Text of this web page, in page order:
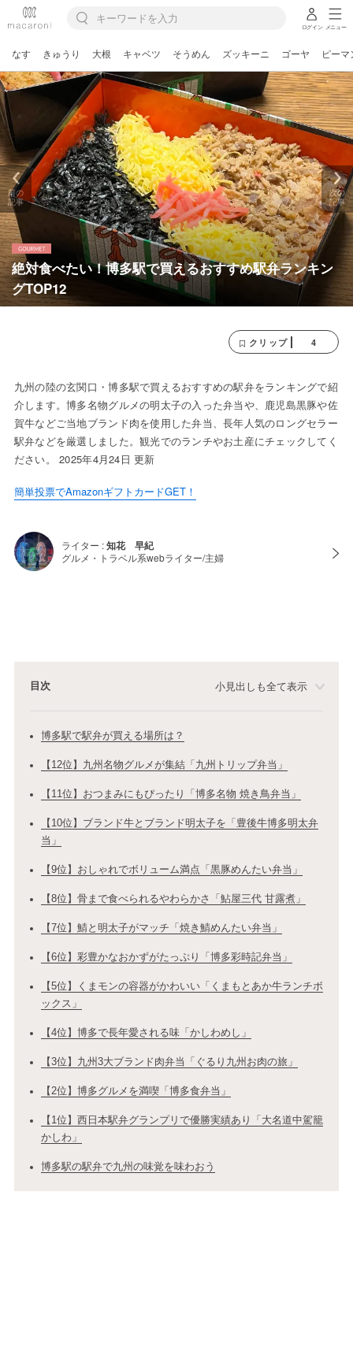
ログイン メニュー
なす きゅうり 大根 キャベツ そうめん ズッキーニ ゴーヤ ピーマ
絶対食べたい！博多駅で買えるおすすめ駅弁ランキン
グTOP12
前の
記事
次の
記事
クリップ 4
九州の陸の玄関口・博多駅で買えるおすすめの駅弁をランキングで紹
介します。博多名物グルメの明太子の入った弁当や、鹿児島黒豚や佐
賀牛などご当地ブランド肉を使用した弁当、長年人気のロングセラー
駅弁などを厳選しました。観光でのランチやお土産にチェックしてく
ださい。 2025年4月24日 更新
簡単投票でAmazonギフトカードGET！
ライター :知花 早紀
グルメ・トラベル系webライター/主婦
目次 小見出しも全て表示
博多駅で駅弁が買える場所は？
【12位】九州名物グルメが集結「九州トリップ弁当」
【11位】おつまみにもぴったり「博多名物 焼き鳥弁当」
【10位】ブランド牛とブランド明太子を「豊後牛博多明太弁
当」
【9位】おしゃれでボリューム満点「黒豚めんたい弁当」
【8位】骨まで食べられるやわらかさ「鮎屋三代 甘露煮」
【7位】鯖と明太子がマッチ「焼き鯖めんたい弁当」
【6位】彩豊かなおかずがたっぷり「博多彩時記弁当」
【5位】くまモンの容器がかわいい「くまもとあか牛ランチボ
ックス」
【4位】博多で長年愛される味「かしわめし」
【3位】九州3大ブランド肉弁当「ぐるり九州お肉の旅」
【2位】博多グルメを満喫「博多食弁当」
【1位】西日本駅弁グランプリで優勝実績あり「大名道中駕籠
かしわ」
博多駅の駅弁で九州の味覚を味わおう